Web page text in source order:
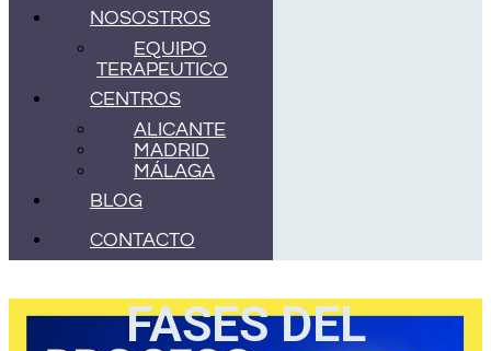
NOSOSTROS
EQUIPO
TERAPEUTICO
CENTROS
ALICANTE
MADRID
MÁLAGA
BLOG
CONTACTO
FASES DEL